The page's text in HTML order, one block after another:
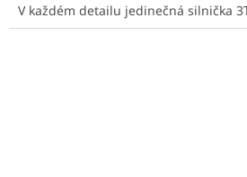
V každém detailu jedinečná silnička